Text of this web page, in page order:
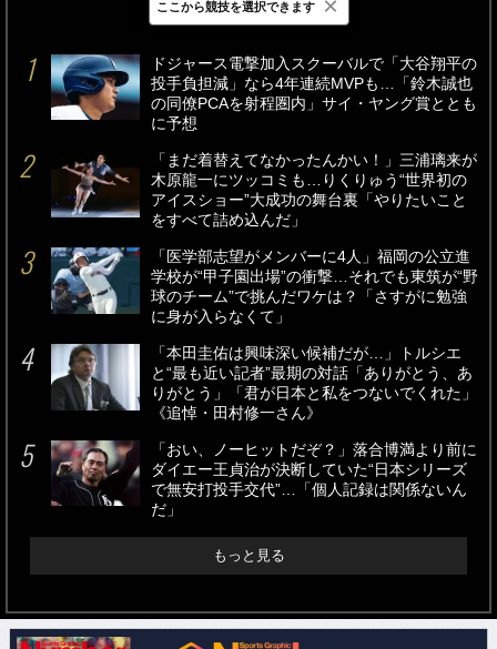
最新 24時間 週間
ドジャース電撃加入スクーバルで「大谷翔平の
投手負担減」なら4年連続MVPも…「鈴木誠也
の同僚PCAを射程圏内」サイ・ヤング賞ととも
に予想
「まだ着替えてなかったんかい！」三浦璃来が
木原龍一にツッコミも…りくりゅう“世界初の
アイスショー”大成功の舞台裏「やりたいこと
をすべて詰め込んだ」
「医学部志望がメンバーに4人」福岡の公立進
学校が“甲子園出場”の衝撃…それでも東筑が“野
球のチーム”で挑んだワケは？「さすがに勉強
に身が入らなくて」
「本田圭佑は興味深い候補だが…」トルシエ
と“最も近い記者”最期の対話「ありがとう、あ
りがとう」「君が日本と私をつないでくれた」
《追悼・田村修一さん》
「おい、ノーヒットだぞ？」落合博満より前に
ダイエー王貞治が決断していた“日本シリーズ
で無安打投手交代”…「個人記録は関係ないん
だ」
もっと見る
ここから競技を選択できます ×